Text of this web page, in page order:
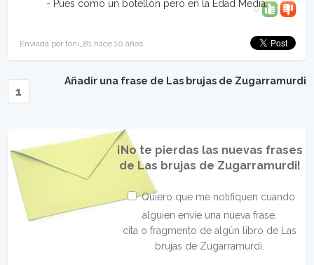
- Pues como un botellón pero en la Edad Media.
0
Enviada por toni_81 hace 10 años
Añadir una frase de Las brujas de Zugarramurdi
1
¡No te pierdas las nuevas frases
de Las brujas de Zugarramurdi!
Quiero que me notifiquen cuando
alguien envíe una nueva frase,
cita o fragmento de algún libro de Las
brujas de Zugarramurdi.